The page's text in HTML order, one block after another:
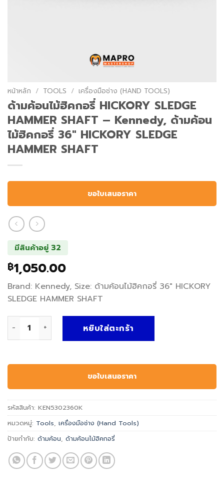
หน้าหลัก / TOOLS / เครื่องมือช่าง (HAND TOOLS)
ด้ามค้อนไม้ฮิคกอรี่ HICKORY SLEDGE
HAMMER SHAFT – Kennedy, ด้ามค้อน
ไม้ฮิคกอรี่ 36″ HICKORY SLEDGE
HAMMER SHAFT
ขอใบเสนอราคา
มีสินค้าอยู่ 32
฿1,050.00
Brand: Kennedy, Size: ด้ามค้อนไม้ฮิคกอรี่ 36″ HICKORY
SLEDGE HAMMER SHAFT
หยิบใส่ตะกร้า
ขอใบเสนอราคา
รหัสสินค้า: KEN5302360K
หมวดหมู่: Tools เครื่องมือช่าง (Hand Tools)
ป้ายกำกับ: ด้ามค้อน ด้ามค้อนไม้ฮิคกอรี่